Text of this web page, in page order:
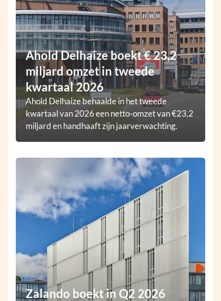
Ahold Delhaize boekt € 23,2
miljard omzet in tweede
kwartaal 2026
Ahold Delhaize behaalde in het tweede
kwartaal van 2026 een netto-omzet van €23,2
miljard en handhaaft zijn jaarverwachting.
Zalando boekt in Q2 2026